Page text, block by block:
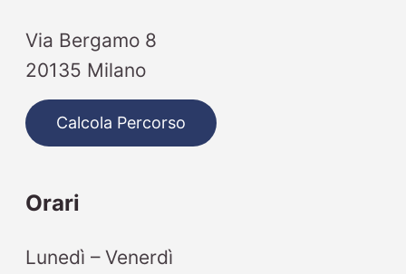
Via Bergamo 8
20135 Milano
Calcola Percorso
Orari
Lunedì – Venerdì